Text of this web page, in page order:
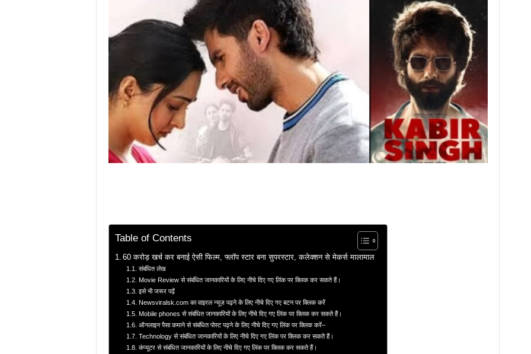
Table of Contents
60 करोड़ खर्च कर बनाई ऐसी फिल्म, फ्लॉप स्टार बना सुपरस्टार, कलेक्शन से मेकर्स मालामाल
संबंधित लेख
Movie Review से संबंधित जानकारियों के लिए नीचे दिए गए लिंक पर क्लिक कर सकते हैं।
इसे भी जरूर पढ़ें
Newsviralsk.com का वाइरल न्यूज़ पढ़ने के लिए नीचे दिए गए बटन पर क्लिक करें
Mobile phones से संबंधित जानकारियों के लिए नीचे दिए गए लिंक पर क्लिक कर सकते हैं।
ऑनलाइन पैसा कमाने से संबंधित पोस्ट पढ़ने के लिए नीचे दिए गए लिंक पर क्लिक करें–
Technology से संबंधित जानकारियों के लिए नीचे दिए गए लिंक पर क्लिक कर सकते हैं।
कंप्यूटर से संबंधित जानकारियों के लिए नीचे दिए गए लिंक पर क्लिक कर सकते हैं।